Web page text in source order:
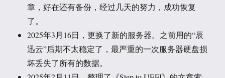
章，好在还有备份，经过几天的努力，成功恢复
了。
2025年3月16日，更换了新的服务器。之前用的“辰
迅云”后期不太稳定了，最严重的一次服务器硬盘损
坏丢失了所有的数据。